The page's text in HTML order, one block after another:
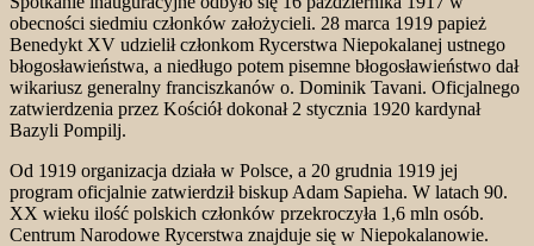
obecności siedmiu członków założycieli. 28 marca 1919 papież
Benedykt XV udzielił członkom Rycerstwa Niepokalanej ustnego
błogosławieństwa, a niedługo potem pisemne błogosławieństwo dał
wikariusz generalny franciszkanów o. Dominik Tavani. Oficjalnego
zatwierdzenia przez Kościół dokonał 2 stycznia 1920 kardynał
Bazyli Pompilj.
Od 1919 organizacja działa w Polsce, a 20 grudnia 1919 jej
program oficjalnie zatwierdził biskup Adam Sapieha. W latach 90.
XX wieku ilość polskich członków przekroczyła 1,6 mln osób.
Centrum Narodowe Rycerstwa znajduje się w Niepokalanowie.